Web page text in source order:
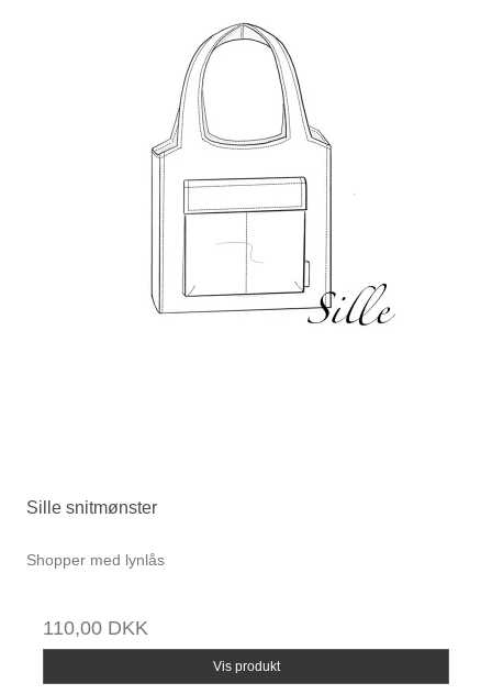
Sille snitmønster
Shopper med lynlås
110,00 DKK
Vis produkt